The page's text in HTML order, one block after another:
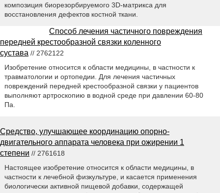
композиция биорезорбируемого 3D-матрикса для
восстановления дефектов костной ткани.
Способ лечения частичного повреждения
передней крестообразной связки коленного
сустава // 2762122
Изобретение относится к области медицины, в частности к
травматологии и ортопедии. Для лечения частичных
повреждений передней крестообразной связки у пациентов
выполняют артроскопию в водной среде при давлении 60-80
Па.
Средство, улучшающее координацию опорно-
двигательного аппарата человека при ожирении 1
степени // 2761618
Настоящее изобретение относится к области медицины, в
частности к лечебной физкультуре, и касается применения
биологически активной пищевой добавки, содержащей